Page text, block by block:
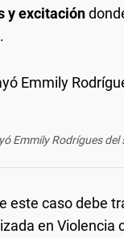
y excitación
Emmily Rodrígues
este caso debe
en Violencia